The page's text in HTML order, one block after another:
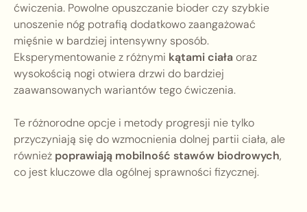
ćwiczenia. Powolne opuszczanie bioder czy szybkie
unoszenie nóg potrafią dodatkowo zaangażować
mięśnie w bardziej intensywny sposób.
Eksperymentowanie z różnymi kątami ciałaoraz
wysokością nogi otwiera drzwi do bardziej
zaawansowanych wariantów tego ćwiczenia.
Te różnorodne opcje i metody progresji nie tylko
przyczyniają się do wzmocnienia dolnej partii ciała, ale
również poprawiają mobilność stawów biodrowych,
co jest kluczowe dla ogólnej sprawności fizycznej.